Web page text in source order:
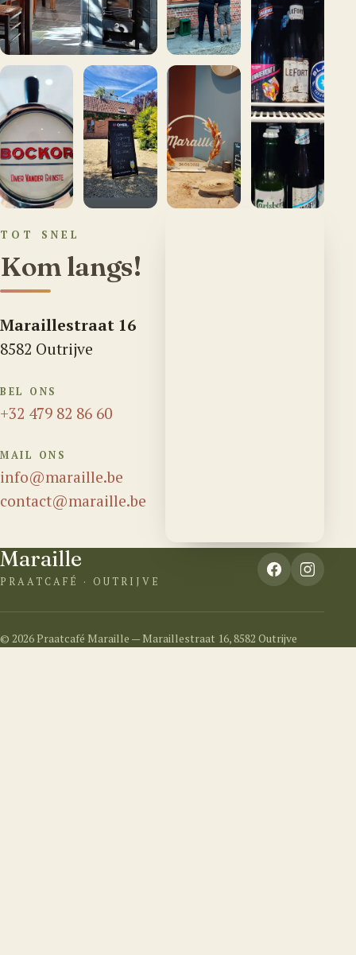
TOT SNEL
Kom langs!
Maraillestraat 16
8582 Outrijve
BEL ONS
+32 479 82 86 60
MAIL ONS
info@maraille.be
contact@maraille.be
Maraille
PRAATCAFÉ · OUTRIJVE
© 2026 Praatcafé Maraille — Maraillestraat 16, 8582 Outrijve